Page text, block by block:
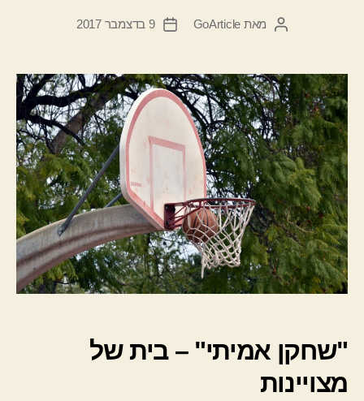
המחבר
מאת GoArticle
תאריך
9 בדצמבר 2017
"שחקן אמיתי" – בית של
מצויינות